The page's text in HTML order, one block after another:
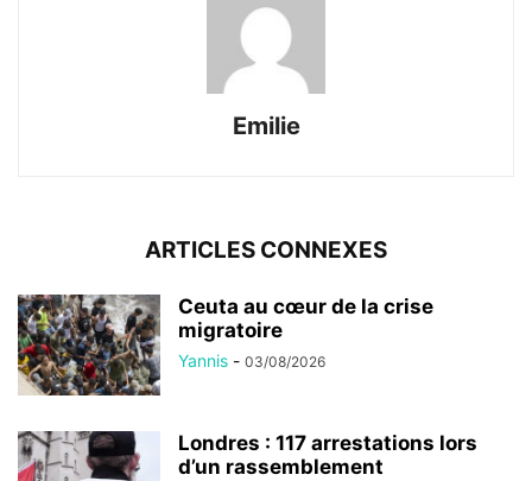
Emilie
ARTICLES CONNEXES
Ceuta au cœur de la crise
migratoire
Yannis - 03/08/2026
Londres : 117 arrestations lors
d’un rassemblement